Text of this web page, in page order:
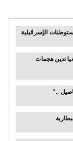
الإسرائيلية
تدين هجمات